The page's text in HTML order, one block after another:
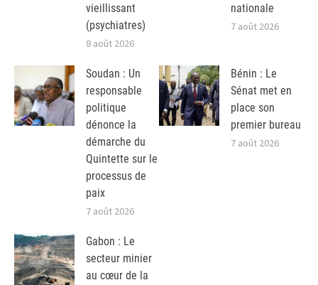
vieillissant
(psychiatres)
8 août 2026
nationale
7 août 2026
Soudan : Un
responsable
politique
dénonce la
démarche du
Quintette sur le
processus de
paix
7 août 2026
Bénin : Le
Sénat met en
place son
premier bureau
7 août 2026
Gabon : Le
secteur minier
au cœur de la